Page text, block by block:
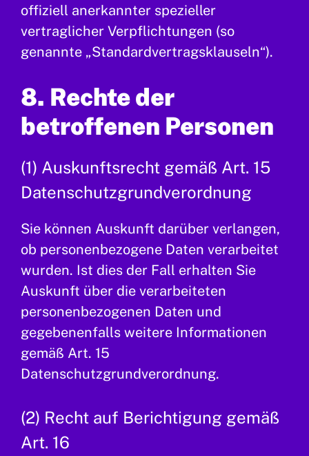
offiziell anerkannter spezieller
vertraglicher Verpflichtungen (so
genannte „Standardvertragsklauseln“).
8. Rechte der
betroffenen Personen
(1) Auskunftsrecht gemäß Art. 15
Datenschutzgrundverordnung
Sie können Auskunft darüber verlangen,
ob personenbezogene Daten verarbeitet
wurden. Ist dies der Fall erhalten Sie
Auskunft über die verarbeiteten
personenbezogenen Daten und
gegebenenfalls weitere Informationen
gemäß Art. 15
Datenschutzgrundverordnung.
(2) Recht auf Berichtigung gemäß
Art. 16